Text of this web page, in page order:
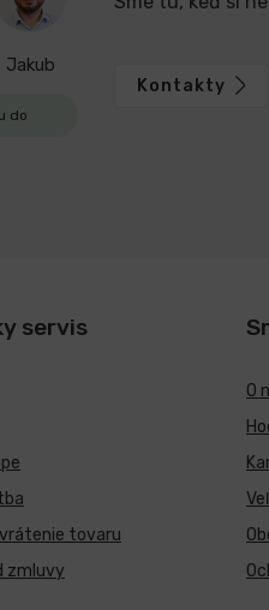
Jakub
do
Kontakty
servis
tovaru
zmluvy
O